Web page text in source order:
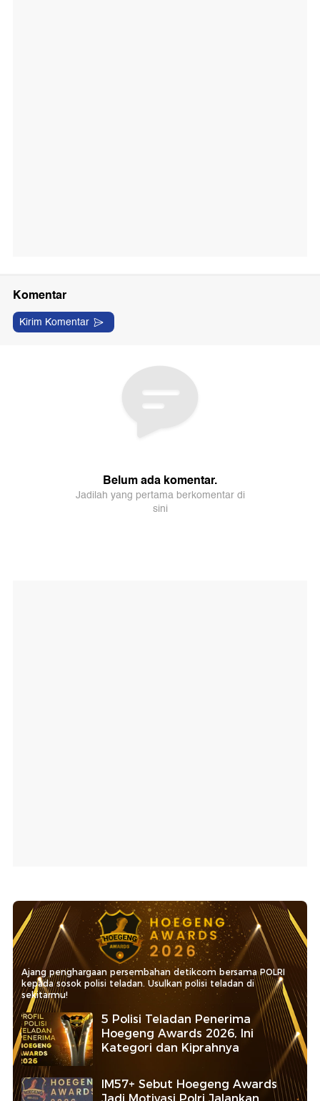
Ajang penghargaan persembahan detikcom bersama POLRI
kepada sosok polisi teladan. Usulkan polisi teladan di
sekitarmu!
5 Polisi Teladan Penerima
Hoegeng Awards 2026, Ini
Kategori dan Kiprahnya
IM57+ Sebut Hoegeng Awards